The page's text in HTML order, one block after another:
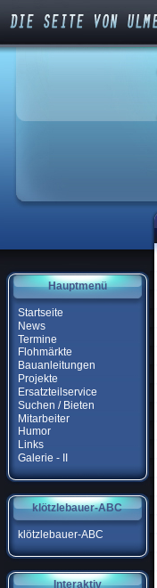
Hauptmenü
Startseite
News
Termine
Flohmärkte
Bauanleitungen
Projekte
Ersatzteilservice
Suchen / Bieten
Mitarbeiter
Humor
Links
Galerie - II
klötzlebauer-ABC
klötzlebauer-ABC
Interaktiv